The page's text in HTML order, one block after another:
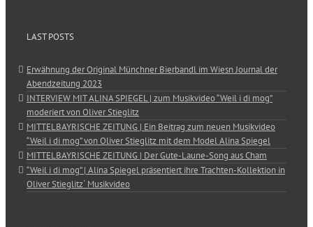
LAST POSTS
Erwähnung der Original Münchner Bierbandl im Wiesn Journal der
Abendzeitung 2023
INTERVIEW MIT ALINA SPIEGEL | zum Musikvideo “Weil i di mog”
moderiert von Oliver Stieglitz
MITTELBAYRISCHE ZEITUNG | Ein Beitrag zum neuen Musikvideo
“Weil i di mog” von Oliver Stieglitz mit dem Model Alina Spiegel
MITTELBAYRISCHE ZEITUNG | Der Gute-Laune-Song aus Cham
“Weil i di mog” | Alina Spiegel präsentiert ihre Trachten-Kollektion in
Oliver Stieglitz´ Musikvideo